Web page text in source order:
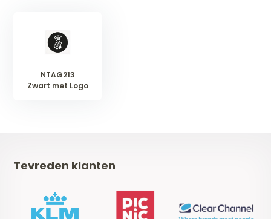
NTAG213
Zwart met Logo
Tevreden klanten